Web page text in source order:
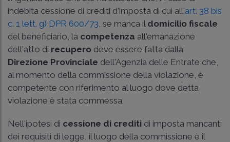
indebita cessione di crediti d'imposta di cui all'art. 38 bis
c. 1 lett. g) DPR 600/73 , se manca il domicilio fiscale
del beneficiario, la competenza all'emanazione
dell'atto di recupero deve essere fatta dalla
Direzione Provinciale dell'Agenzia delle Entrate che,
al momento della commissione della violazione, è
competente con riferimento al luogo dove detta
violazione è stata commessa.
Nell'ipotesi di cessione di crediti di imposta mancanti
dei requisiti di legge, il luogo della commissione è il